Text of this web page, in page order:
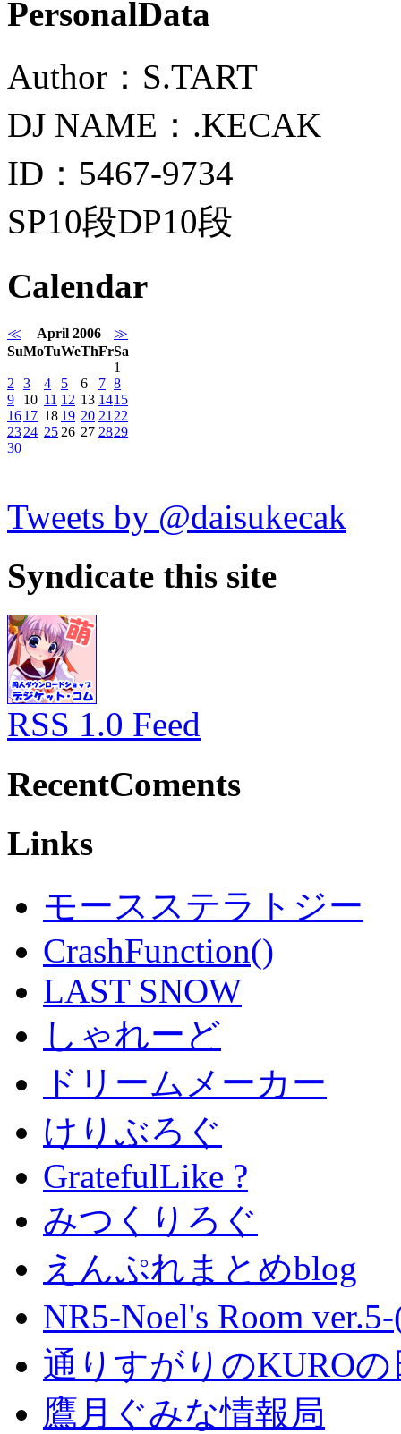
PersonalData
Author：S.TART
DJ NAME：.KECAK
ID：5467-9734
SP10段DP10段
Calendar
≪ April 2006
≫
SuMoTuWeThFrSa
1
2
3 4 5 6 7 8
9
10 11 12 13 1415
1617 18 19 20 21 22
2324 25 26 27 2829
30
Tweets by @daisukecak
Syndicate this site
RSS 1.0 Feed
RecentComents
Links
モースステラトジー
CrashFunction()
LAST SNOW
しゃれーど
ドリームメーカー
けりぶろぐ
GratefulLike ?
みつくりろぐ
えんぷれまとめblog
NR5-Noel's Room
通りすがりのKURO
鷹月ぐみな情報局